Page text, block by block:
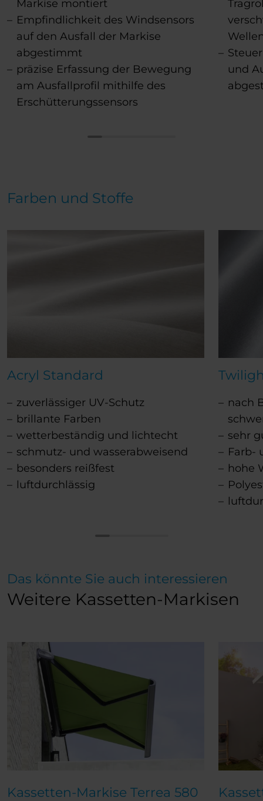
Markise montiert
Empfindlichkeit des Windsensors
auf den Ausfall der Markise
abgestimmt
präzise Erfassung der Bewegung
am Ausfallprofil mithilfe des
Erschütterungssensors
und
Farben und Stoffe
Acryl Standard
zuverlässiger UV-Schutz
brillante Farben
wetterbeständig und lichtecht
schmutz- und wasserabweisend
besonders reißfest
luftdurchlässig
nach
sehr
Farb-
hohe
Das könnte Sie auch interessieren
Weitere Kassetten-Markisen
Kassetten-Markise Terrea 580